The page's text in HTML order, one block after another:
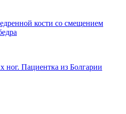
кости со смещением
ног. Пациентка из Болгарии